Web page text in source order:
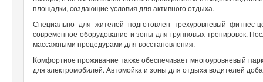
площадки, создающие условия для активного отдыха.
Специально для жителей подготовлен трехуровневый
современное оборудование и зоны для групповых тренировок.
массажными процедурами для восстановления.
Комфортное проживание также обеспечивает многоуровневый
для электромобилей. Автомойка и зоны для отдыха водителей